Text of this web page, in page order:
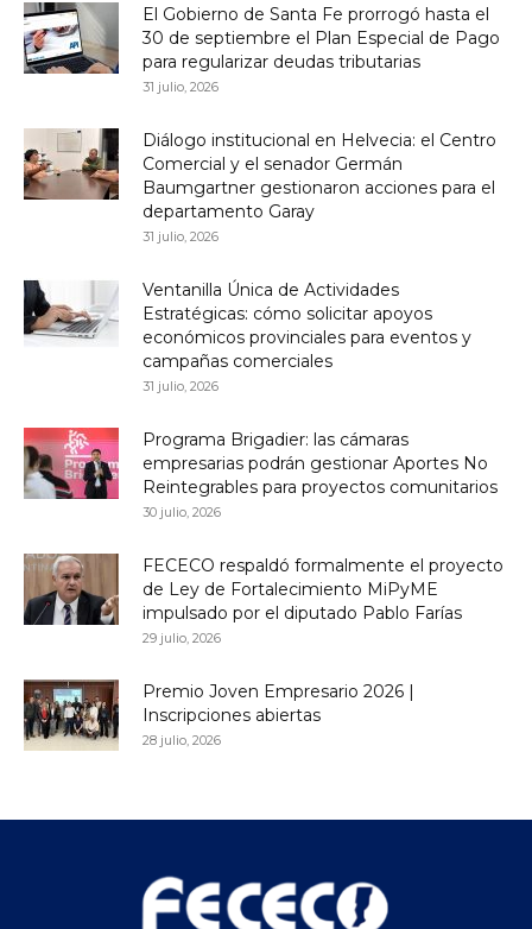
El Gobierno de Santa Fe prorrogó hasta el
30 de septiembre el Plan Especial de Pago
para regularizar deudas tributarias
31 julio, 2026
Diálogo institucional en Helvecia: el Centro
Comercial y el senador Germán
Baumgartner gestionaron acciones para el
departamento Garay
31 julio, 2026
Ventanilla Única de Actividades
Estratégicas: cómo solicitar apoyos
económicos provinciales para eventos y
campañas comerciales
31 julio, 2026
Programa Brigadier: las cámaras
empresarias podrán gestionar Aportes No
Reintegrables para proyectos comunitarios
30 julio, 2026
FECECO respaldó formalmente el proyecto
de Ley de Fortalecimiento MiPyME
impulsado por el diputado Pablo Farías
29 julio, 2026
Premio Joven Empresario 2026 |
Inscripciones abiertas
28 julio, 2026